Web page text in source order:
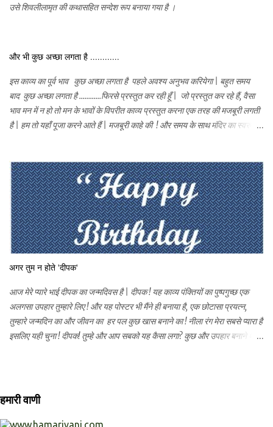
उसे शिवलीलामृत की कथासहित सन्देश रूप बनाया गया है ।
और भी कुछ अच्छा लगता है ............
इस काव्य का पूर्व भाव कुछ अच्छा लगता है पहले अवश्य अनुभव करियेगा | बहुत समय
बाद कुछ अच्छा लगता है ............फिरसे प्रस्तुत कर रही हूँ | जो प्रस्तुत कर रहे हैं, वैसा
भाव मन में न हो तो मन के भावों के विपरीत काव्य प्रस्तुत करना एक तरह की मजबूरी लगती
है | हम तो यहाँ पूजा करने आते हैं | मजबूरी काहे की ! और समय के साथ मंदिर का स्वरुप भी
ब्लॉग तो मंदिर ही है | यहाँ आपके भी सुन्दर सुन्दर शब्द पुष्प आ रहे है | तो चलिए , आज
देखतें हैं की हमें और क्या क्या अच्छा लगता है | देखिये! सदगुरुदेव की कृपा कैसी होती है |
मन अपने आप 'अमन' हो जाता है ........यही तो 'सच्चा नमन' है, नमन की यह व्याख्या मेरी
नहीं मेरे सदगुरुदेव परम पूजनीय नारायणकाका महाराज की है | यह नमन, ईश्वर के प्रति,
सबके प्रति मेरे गुरुदेव के असंख्य रूप आप सबके प्रति | तुलसी का वह पौधा...
अगर तुम न होते 'दीपक'
आज मेरे प्यारे भाई दीपक का जन्मदिवस है | दीपक ! यह काव्य पंक्तियों का पुष्पगुच्छ एक
अलगसा उपहार तुम्हारे लिए ! और यह पोस्टर भी मैंने ही बनाया है, एक छोटासा प्रयत्न,
तुम्हारे जन्मदिन का और जीवन का हर पल कुछ खास बनाने का ! नीला रंग मेरा सबसे प्यारा है
इसलिए यही चुना ! दीपक! तुम्हे और आप सबको यह कैसा लगा? कुछ और उपहार बनाने थे,
यह प्रेम जीवन मे लाता ईश्वर ने भेजा है तुझको मुस्कान मेरी ऐसीही खिलने के लिये प्यार की
करती लड लड के किसे मै ऐसे चिडाती अगर तुम न होते 'दीपक' पागलपन मेरा कौन सँभालता
हमारी वाणी